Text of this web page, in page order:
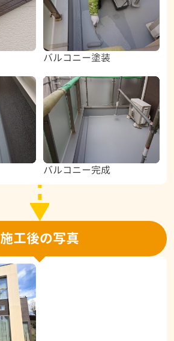
バルコニー塗装
バルコニー完成
施工後の写真